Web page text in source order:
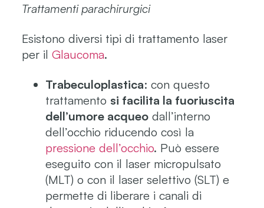
Trattamenti parachirurgici
Esistono diversi tipi di trattamento laser
per il Glaucoma.
Trabeculoplastica: con questo
trattamento si facilita la fuoriuscita
dell’umore acqueodall’interno
dell’occhio riducendo così la
pressione dell’occhio. Può essere
eseguito con il laser micropulsato
(MLT) o con il laser selettivo (SLT) e
permette di liberare i canali di